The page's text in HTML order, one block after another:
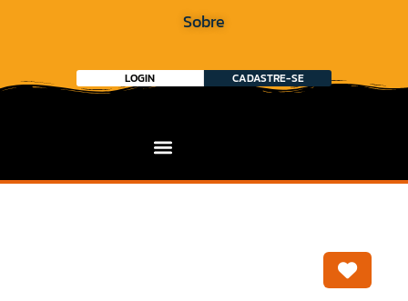
Sobre
LOGIN CADASTRE-SE